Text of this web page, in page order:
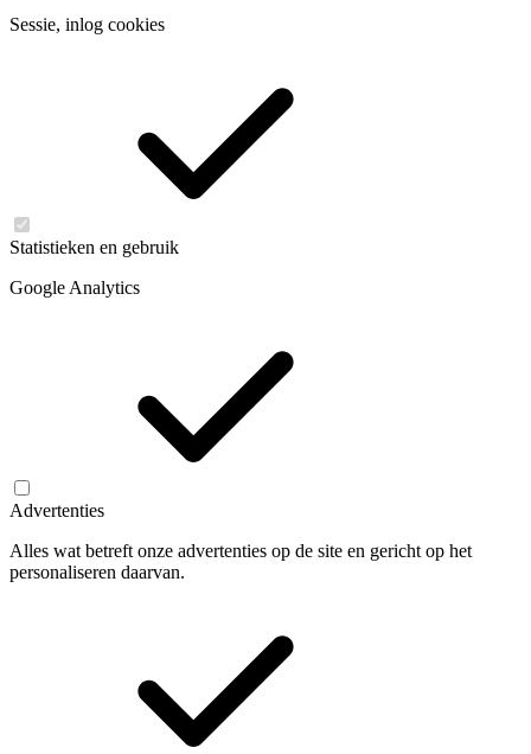
Sessie, inlog cookies
Statistieken en gebruik
Google Analytics
Advertenties
Alles wat betreft onze advertenties op de site en gericht op het
personaliseren daarvan.